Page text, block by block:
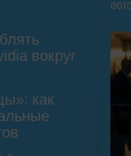
вокруг
как